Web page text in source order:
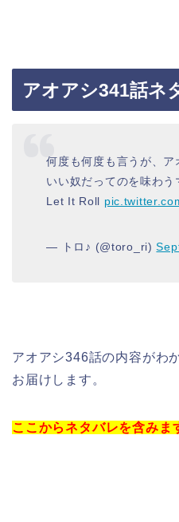
アオアシ341話ネ
何度も何度も言うが、
いい奴だってのを味わう
Let It Roll
— トロ♪ (@toro_ri)
アオアシ346話の内容がわ
お届けします。
ここからネタバレを含みま